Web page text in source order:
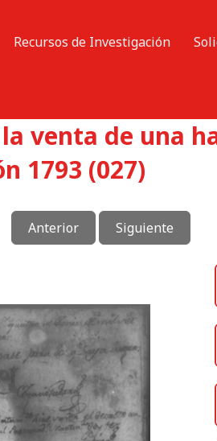
Recursos de Investigación
venta de una
1793 (027)
Anterior Siguiente